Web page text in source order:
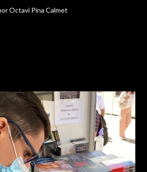
Octavi Pina Calmet